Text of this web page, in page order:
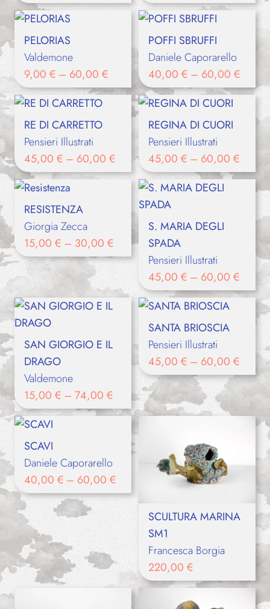
PELORIAS
Valdemone
9,00 € – 60,00 €
POFFI SBRUFFI
Daniele Caporarello
40,00 € – 60,00 €
RE DI CARRETTO
Pensieri Illustrati
45,00 € – 60,00 €
REGINA DI CUORI
Pensieri Illustrati
45,00 € – 60,00 €
RESISTENZA
Giorgia Zecca
15,00 € – 30,00 €
S. MARIA DEGLI
SPADA
Pensieri Illustrati
45,00 € – 60,00 €
SAN GIORGIO E IL
DRAGO
Valdemone
15,00 € – 74,00 €
SANTA BRIOSCIA
Pensieri Illustrati
45,00 € – 60,00 €
SCAVI
Daniele Caporarello
40,00 € – 60,00 €
SCULTURA MARINA
SM1
Francesca Borgia
220,00 €